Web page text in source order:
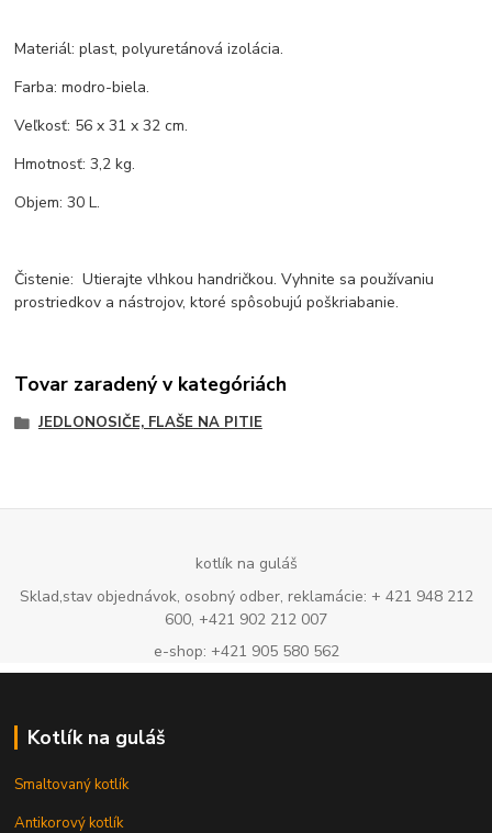
Materiál: plast, polyuretánová izolácia.
Farba: modro-biela.
Veľkosť: 56 x 31 x 32 cm.
Hmotnosť: 3,2 kg.
Objem: 30 L.
Čistenie: Utierajte vlhkou handričkou. Vyhnite sa používaniu
prostriedkov a nástrojov, ktoré spôsobujú poškriabanie.
Tovar zaradený v kategóriách
JEDLONOSIČE, FLAŠE NA PITIE
kotlík na guláš
Sklad,stav objednávok, osobný odber, reklamácie: + 421 948 212
600, +421 902 212 007
e-shop: +421 905 580 562
Kotlík na guláš
Smaltovaný kotlík
Antikorový kotlík